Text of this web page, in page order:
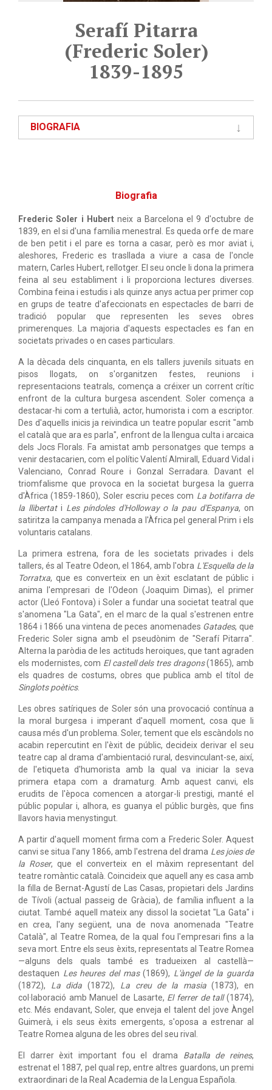
Serafí Pitarra
(Frederic Soler)
1839-1895
BIOGRAFIA
Biografia
Frederic Soler i Hubertneix a Barcelona el 9 d'octubre de
1839, en el si d'una família menestral. Es queda orfe de mare
de ben petit i el pare es torna a casar, però es mor aviat i,
aleshores, Frederic es trasllada a viure a casa de l'oncle
matern, Carles Hubert, rellotger. El seu oncle li dona la primera
feina al seu establiment i li proporciona lectures diverses.
Combina feina i estudis i als quinze anys actua per primer cop
en grups de teatre d'afeccionats en espectacles de barri de
tradició popular que representen les seves obres
primerenques. La majoria d'aquests espectacles es fan en
societats privades o en cases particulars.
A la dècada dels cinquanta, en els tallers juvenils situats en
pisos llogats, on s'organitzen festes, reunions i
representacions teatrals, comença a créixer un corrent crític
enfront de la cultura burgesa ascendent. Soler comença a
destacar-hi com a tertulià, actor, humorista i com a escriptor.
Des d'aquells inicis ja reivindica un teatre popular escrit "amb
el català que ara es parla", enfront de la llengua culta i arcaica
dels Jocs Florals. Fa amistat amb personatges que temps a
venir destacarien, com el polític Valentí Almirall, Eduard Vidal i
Valenciano, Conrad Roure i Gonzal Serradara. Davant el
triomfalisme que provoca en la societat burgesa la guerra
d'Àfrica (1859-1860), Soler escriu peces com La botifarra de
la llibertati Les píndoles d'Holloway o la pau d'Espanya, on
satiritza la campanya menada a l'Àfrica pel general Prim i els
voluntaris catalans.
La primera estrena, fora de les societats privades i dels
tallers, és al Teatre Odeon, el 1864, amb l'obra L'Esquella de la
Torratxa, que es converteix en un èxit esclatant de públic i
anima l'empresari de l'Odeon (Joaquim Dimas), el primer
actor (Lleó Fontova) i Soler a fundar una societat teatral que
s'anomena "La Gata", en el marc de la qual s'estrenen entre
1864 i 1866 una vintena de peces anomenades Gatades, que
Frederic Soler signa amb el pseudònim de "Serafí Pitarra".
Alterna la paròdia de les actituds heroiques, que tant agraden
els modernistes, com El castell dels tres dragons(1865), amb
els quadres de costums, obres que publica amb el títol de
Singlots poètics.
Les obres satíriques de Soler són una provocació contínua a
la moral burgesa i imperant d'aquell moment, cosa que li
causa més d'un problema. Soler, tement que els escàndols no
acabin repercutint en l'èxit de públic, decideix derivar el seu
teatre cap al drama d'ambientació rural, desvinculant-se, així,
de l'etiqueta d'humorista amb la qual va iniciar la seva
primera etapa com a dramaturg. Amb aquest canvi, els
erudits de l'època comencen a atorgar-li prestigi, manté el
públic popular i, alhora, es guanya el públic burgès, que fins
llavors havia menystingut.
A partir d'aquell moment firma com a Frederic Soler. Aquest
canvi se situa l'any 1866, amb l'estrena del drama Les joies de
la Roser, que el converteix en el màxim representant del
teatre romàntic català. Coincideix que aquell any es casa amb
la filla de Bernat-Agustí de Las Casas, propietari dels Jardins
de Tívoli (actual passeig de Gràcia), de família influent a la
ciutat. També aquell mateix any dissol la societat "La Gata" i
en crea, l'any següent, una de nova anomenada "Teatre
Català", al Teatre Romea, de la qual fou l'empresari fins a la
seva mort. Entre els seus èxits, representats al Teatre Romea
—alguns dels quals també es tradueixen al castellà—
destaquen Les heures del mas(1869), L'àngel de la guarda
(1872), La dida (1872), La creu de la masia(1873), en
col·laboració amb Manuel de Lasarte, El ferrer de tall(1874),
etc. Més endavant, Soler, que enveja el talent del jove Àngel
Guimerà, i els seus èxits emergents, s'oposa a estrenar al
Teatre Romea alguna de les obres del seu rival.
El darrer èxit important fou el drama Batalla de reines,
estrenat el 1887, pel qual rep, entre altres guardons, un premi
extraordinari de la Real Academia de la Lengua Española.